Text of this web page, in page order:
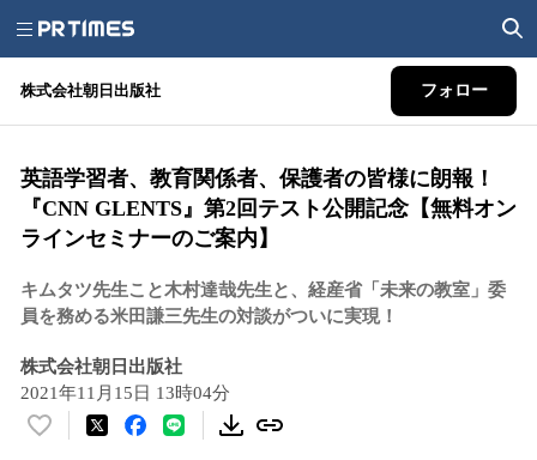
株式会社朝日出版社 フォロー
英語学習者、教育関係者、保護者の皆様に朗報！
『CNN GLENTS』第2回テスト公開記念【無料オン
ラインセミナーのご案内】
キムタツ先生こと木村達哉先生と、経産省「未来の教室」委
員を務める米田謙三先生の対談がついに実現！
株式会社朝日出版社
2021年11月15日 13時04分
い